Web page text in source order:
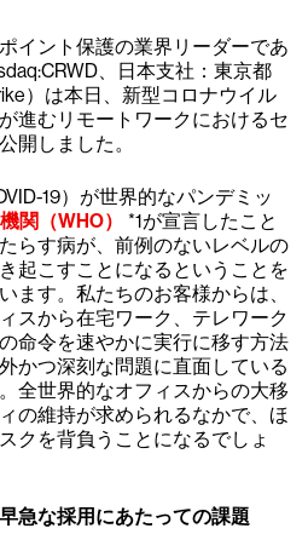
イント保護の業界リーダーであ
、日本支社：東京都
）は本日、新型コロナウイル
進むリモートワークにおけるセ
開しました。
19）が世界的なパンデミッ
関（WHO）
*1が宣言したこと
らす病が、前例のないレベルの
起こすことになるということを
ます。私たちのお客様からは、
スから在宅ワーク、テレワーク
命令を速やかに実行に移す方法
かつ深刻な問題に直面している
全世界的なオフィスからの大移
の維持が求められるなかで、ほ
クを背負うことになるでしょ
急な採用にあたっての課題